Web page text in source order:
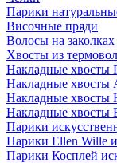
Парики
Височные пряди
Волосы на
Хвосты из
Накладные хвосты
Накладные
Накладные хвосты
Накладные хвосты
Парики
Парики Ellen Wille
Парики Косплей